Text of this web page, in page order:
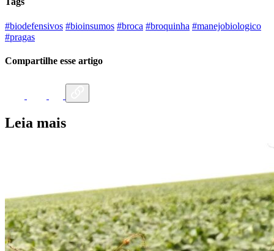
#biodefensivos #bioinsumos #broca #broquinha #manejobiologico
#pragas
Compartilhe esse artigo
Leia mais